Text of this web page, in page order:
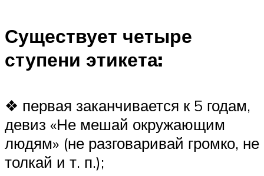
Существует четыре
ступени этикета:
❖ первая заканчивается к 5 годам,
девиз «Не мешай окружающим
людям» (не разговаривай громко, не
толкай и т. п.);